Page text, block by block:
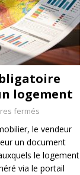
logement
fermés
le vendeur
un document
le logement
via le portail